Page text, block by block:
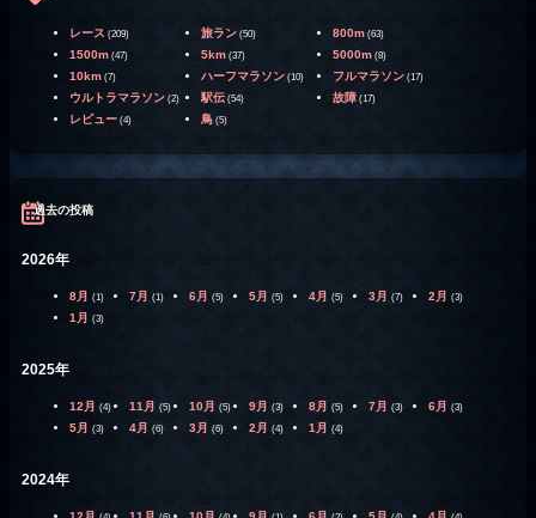
レース (209) 旅ラン (50) 800m (63)
1500m (47) 5km (37) 5000m (8)
10km (7) ハーフマラソン (10) フルマラソン (17)
ウルトラマラソン (2) 駅伝 (54) 故障 (17)
レビュー (4) 鳥 (5)
過去の投稿
2026年
8月 (1) 7月 (1) 6月 (5) 5月 (5) 4月 (5) 3月 (7) 2月 (3)
1月 (3)
2025年
12月 (4) 11月 (5) 10月 (5) 9月 (3) 8月 (5) 7月 (3) 6月 (3)
5月 (3) 4月 (6) 3月 (6) 2月 (4) 1月 (4)
2024年